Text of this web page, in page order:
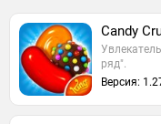
Candy
ряд".
Версия: